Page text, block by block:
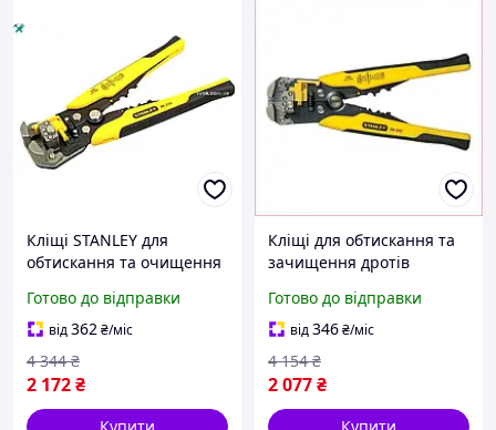
Кліщі STANLEY для
обтискання та очищення
для надійних з'єднань і
довговічності
Готово до відправки
від362₴/міс
2 172₴
4 344 ₴
Кліщі для обтискання та
зачищення дротів
автоматичні для
електриків із функцією
зняття ізоляції
Готово до відправки
від346₴/міс
2 077₴
4 154 ₴